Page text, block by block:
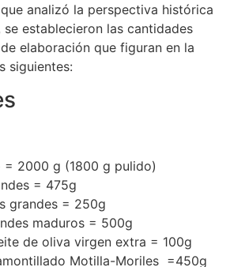
analizó la perspectiva histórica
establecieron las cantidades
elaboración que figuran en la
siguientes:
= 2000 g (1800 g pulido)
= 475g
grandes = 250g
maduros = 500g
de oliva virgen extra = 100g
Motilla-Moriles =450g